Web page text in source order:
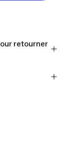
retourner
au cas où
(en